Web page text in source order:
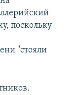
поскольку
"стояли